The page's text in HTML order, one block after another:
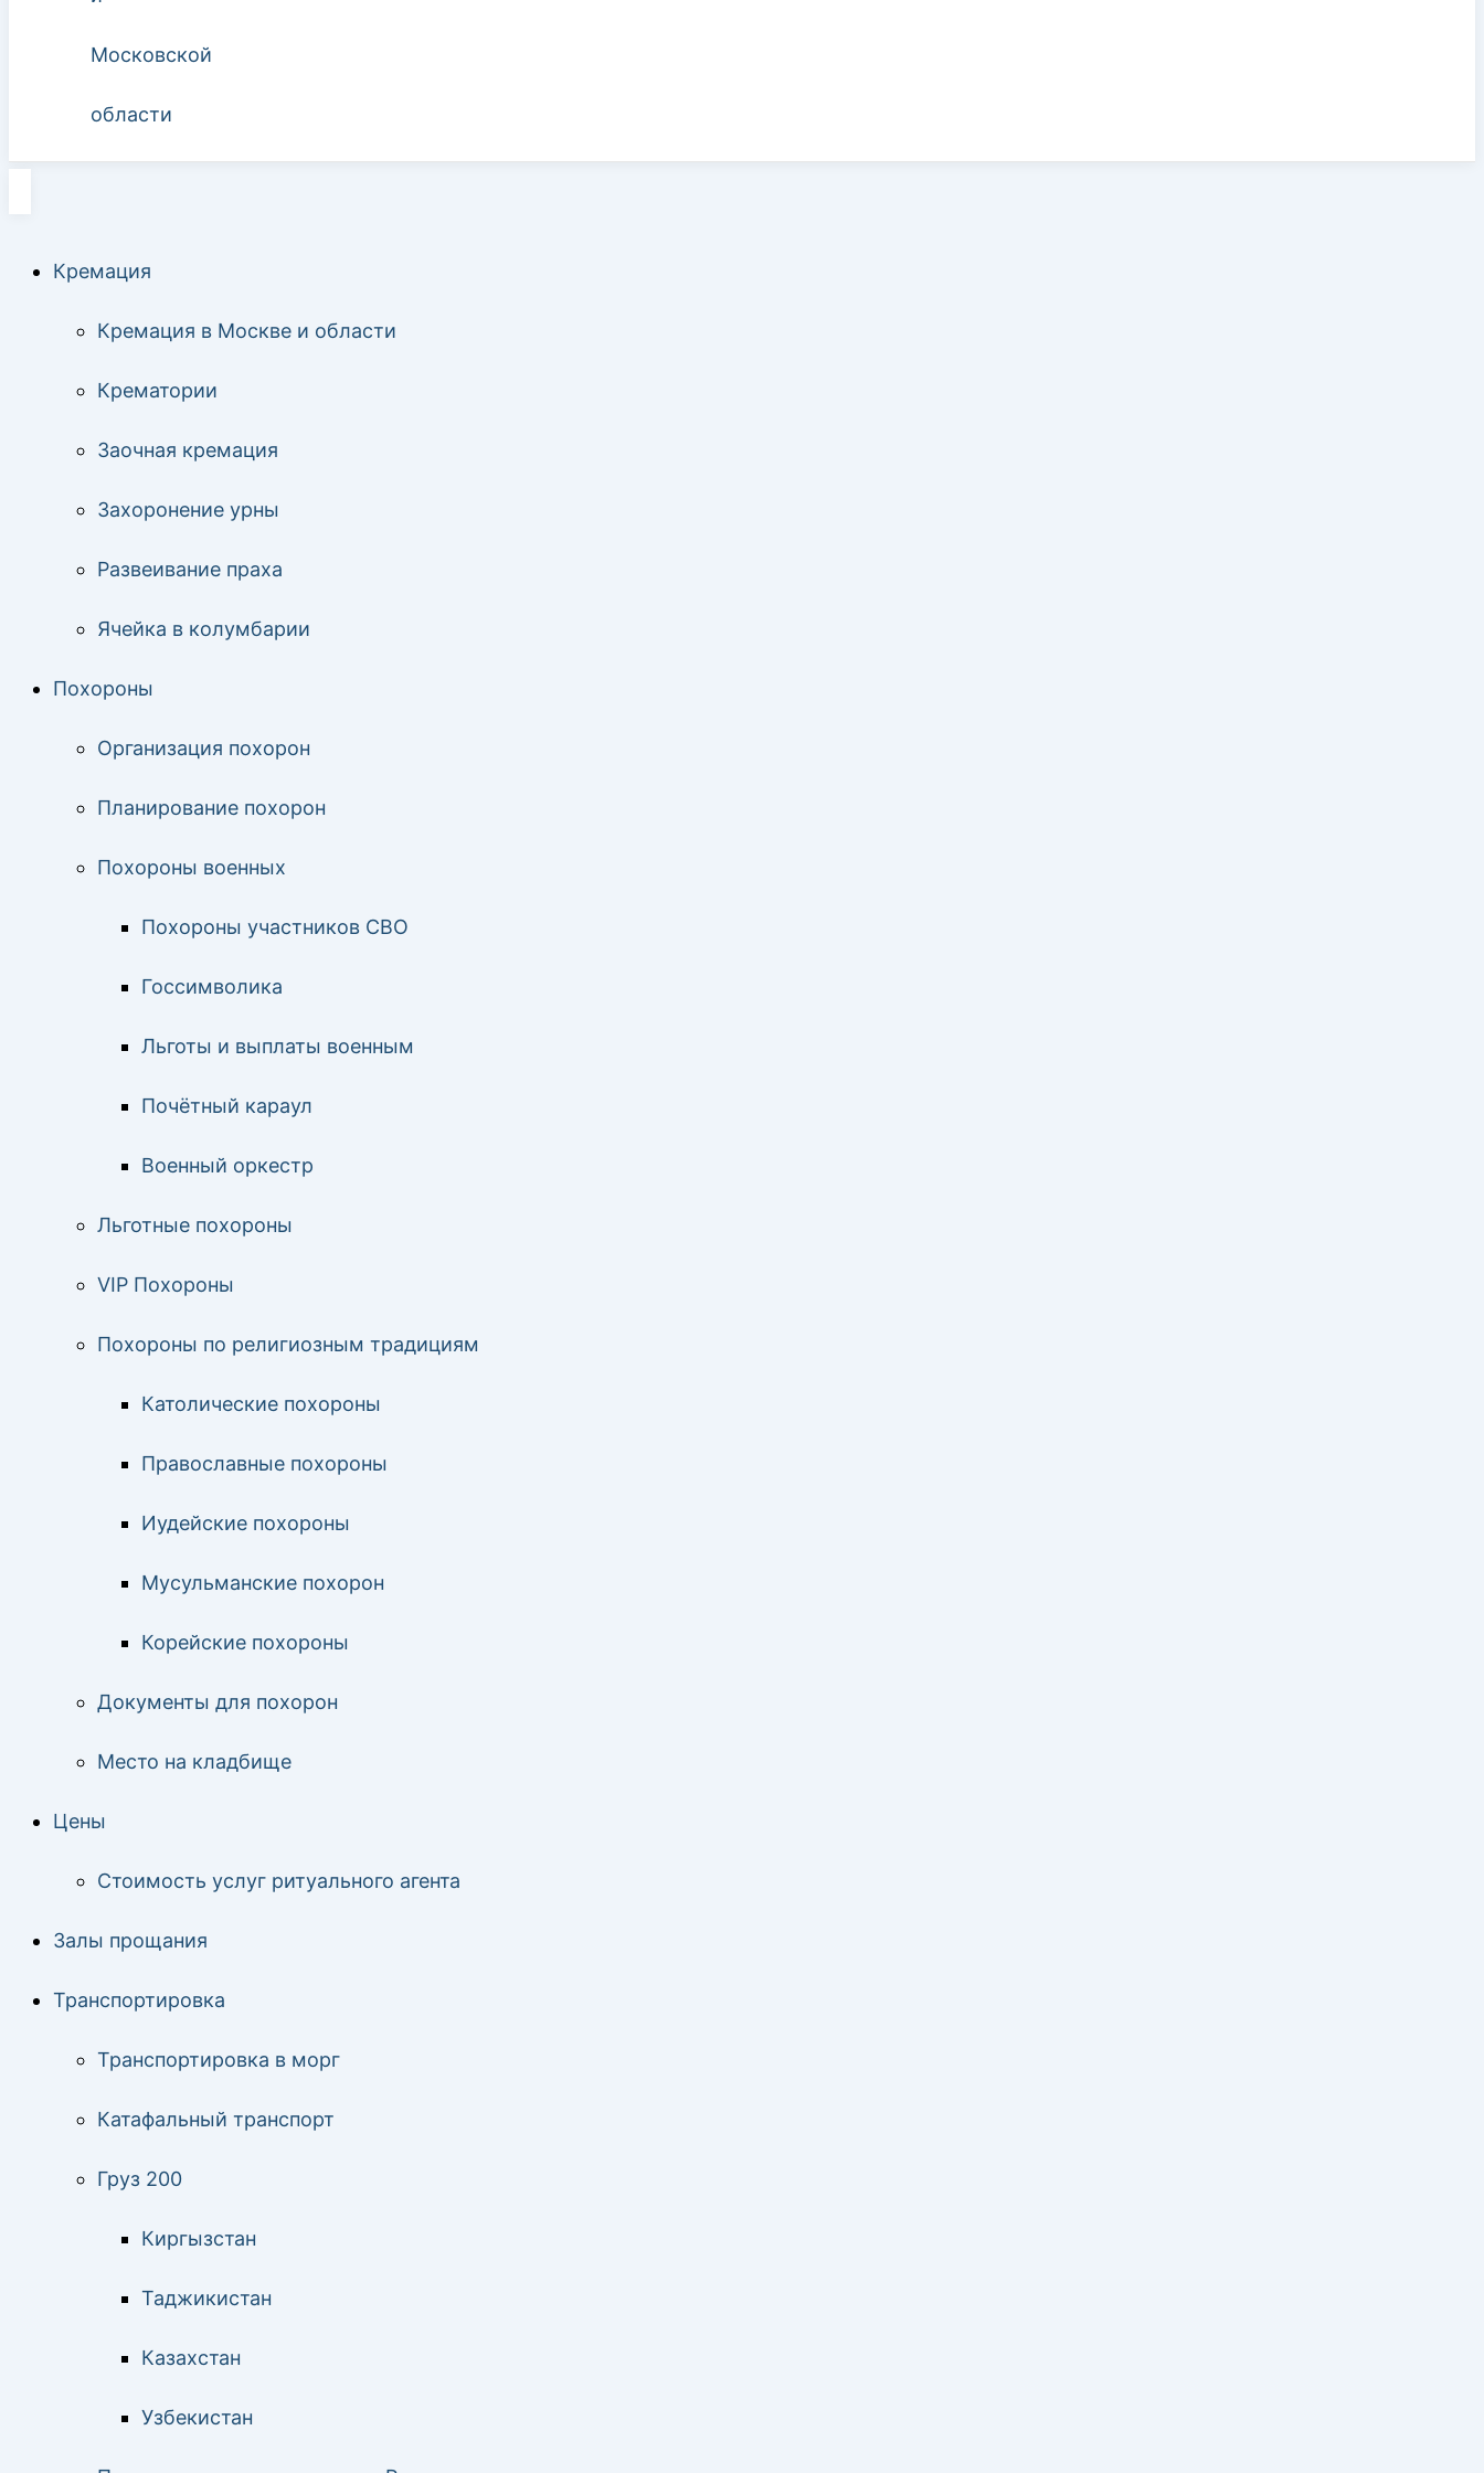
Кремация
Кремация в Москве и области
Крематории
Заочная кремация
Захоронение урны
Развеивание праха
Ячейка в колумбарии
Похороны
Организация похорон
Планирование похорон
Похороны военных
Похороны участников СВО
Госсимволика
Льготы и выплаты военным
Почётный караул
Военный оркестр
Льготные похороны
VIP Похороны
Похороны по религиозным традициям
Католические похороны
Православные похороны
Иудейские похороны
Мусульманские похорон
Корейские похороны
Документы для похорон
Место на кладбище
Цены
Стоимость услуг ритуального агента
Залы прощания
Транспортировка
Транспортировка в морг
Катафальный транспорт
Груз 200
Киргызстан
Таджикистан
Казахстан
Узбекистан